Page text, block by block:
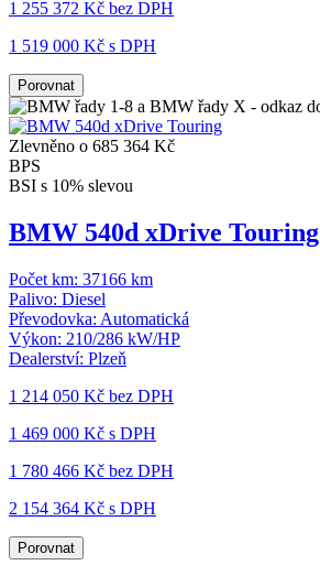
1 255 372 Kč bez DPH
1 519 000 Kč s DPH
Porovnat
Zlevněno o 685 364 Kč
BPS
BSI s 10% slevou
BMW 540d xDrive Touring
Počet km: 37166 km
Palivo: Diesel
Převodovka: Automatická
Výkon: 210/286 kW/HP
Dealerství: Plzeň
1 214 050 Kč bez DPH
1 469 000 Kč s DPH
1 780 466 Kč bez DPH
2 154 364 Kč s DPH
Porovnat